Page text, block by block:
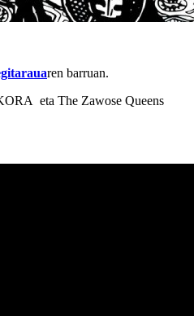
ren barruan.
eta The Zawose Queens